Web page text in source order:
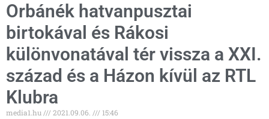
Orbánék hatvanpusztai
birtokával és Rákosi
különvonatával tér vissza a XXI.
század és a Házon kívül az RTL
Klubra
media1.hu 2021.09.06. 15:46